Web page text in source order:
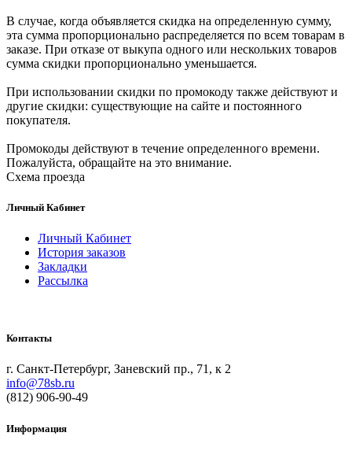
В случае, когда объявляется скидка на определенную сумму,
эта сумма пропорционально распределяется по всем товарам в
заказе. При отказе от выкупа одного или нескольких товаров
сумма скидки пропорционально уменьшается.
При использовании скидки по промокоду также действуют и
другие скидки: существующие на сайте и постоянного
покупателя.
Промокоды действуют в течение определенного времени.
Пожалуйста, обращайте на это внимание.
Схема проезда
Личный Кабинет
Личный Кабинет
История заказов
Закладки
Рассылка
Контакты
г. Санкт-Петербург, Заневский пр., 71, к 2
info@78sb.ru
(812) 906-90-49
Информация